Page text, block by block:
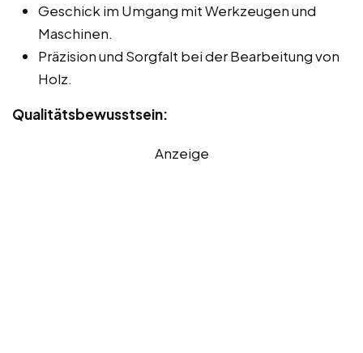
Geschick im Umgang mit Werkzeugen und
Maschinen.
Präzision und Sorgfalt bei der Bearbeitung von
Holz.
Qualitätsbewusstsein:
Anzeige